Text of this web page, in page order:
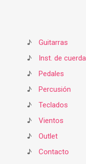
♪
Guitarras
♪
Inst. de cuerda
♪
Pedales
♪
Percusión
♪
Teclados
♪
Vientos
♪
Outlet
♪
Contacto